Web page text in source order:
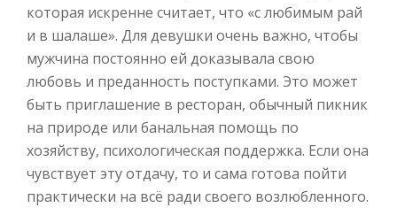
которая искренне считает, что «с любимым рай
и в шалаше». Для девушки очень важно, чтобы
мужчина постоянно ей доказывала свою
любовь и преданность поступками. Это может
быть приглашение в ресторан, обычный пикник
на природе или банальная помощь по
хозяйству, психологическая поддержка. Если она
чувствует эту отдачу, то и сама готова пойти
практически на всё ради своего возлюбленного.